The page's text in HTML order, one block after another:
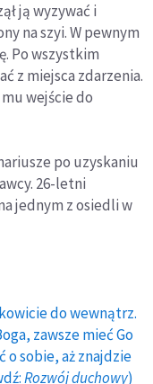
ją wyzywać i
na szyi. W pewnym
Po wszystkim
z miejsca zdarzenia.
wejście do
po uzyskaniu
26-letni
jednym z osiedli w
do wewnątrz.
zawsze mieć Go
o sobie, aż znajdzie
Rozwój duchowy)